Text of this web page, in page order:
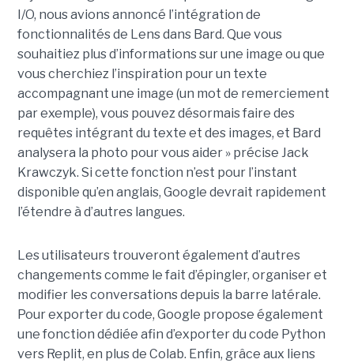
I/O, nous avions annoncé l’intégration de
fonctionnalités de Lens dans Bard. Que vous
souhaitiez plus d’informations sur une image ou que
vous cherchiez l’inspiration pour un texte
accompagnant une image (un mot de remerciement
par exemple), vous pouvez désormais faire des
requêtes intégrant du texte et des images, et Bard
analysera la photo pour vous aider » précise Jack
Krawczyk. Si cette fonction n’est pour l’instant
disponible qu’en anglais, Google devrait rapidement
l’étendre à d’autres langues.
Les utilisateurs trouveront également d’autres
changements comme le fait d’épingler, organiser et
modifier les conversations depuis la barre latérale.
Pour exporter du code, Google propose également
une fonction dédiée afin d’exporter du code Python
vers Replit, en plus de Colab. Enfin, grâce aux liens